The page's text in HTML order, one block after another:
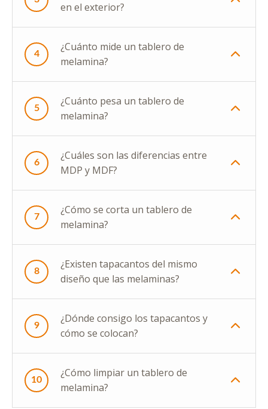
en el exterior?
4
¿Cuánto mide un tablero de
melamina?
5
¿Cuánto pesa un tablero de
melamina?
6
¿Cuáles son las diferencias entre
MDP y MDF?
7
¿Cómo se corta un tablero de
melamina?
8
¿Existen tapacantos del mismo
diseño que las melaminas?
9
¿Dónde consigo los tapacantos y
cómo se colocan?
10
¿Cómo limpiar un tablero de
melamina?